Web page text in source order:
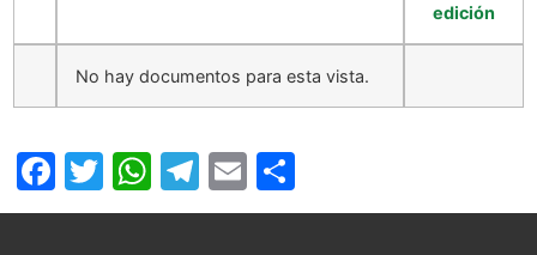
edición
No hay documentos para esta vista.
Facebook
Twitter
WhatsApp
Telegram
Email